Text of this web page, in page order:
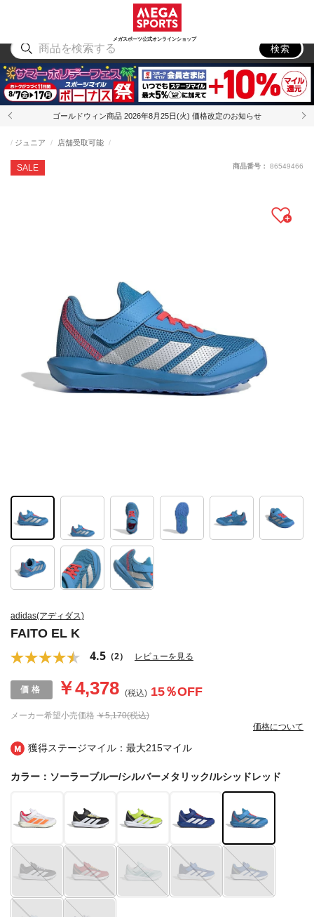
メガスポーツ公式オンラインショップ
アウトドア
検索
ゴールドウィン商品 2026年8月25日(火) 価格改定のお知らせ
獲得ステージマイル：最大215マイル
adidas(アディダス)
FAITO EL K
4.5 （2） レビューを見る
SALE
ジュニア 店舗受取可能
メーカー希望小売価格 ￥5,170(税込)
￥4,378 (税込) 15％OFF
価格について
商品番号： 86549466
カラー：ソーラーブルー/シルバーメタリック/ルシッドレッド